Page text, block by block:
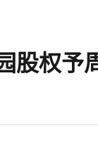
股权予